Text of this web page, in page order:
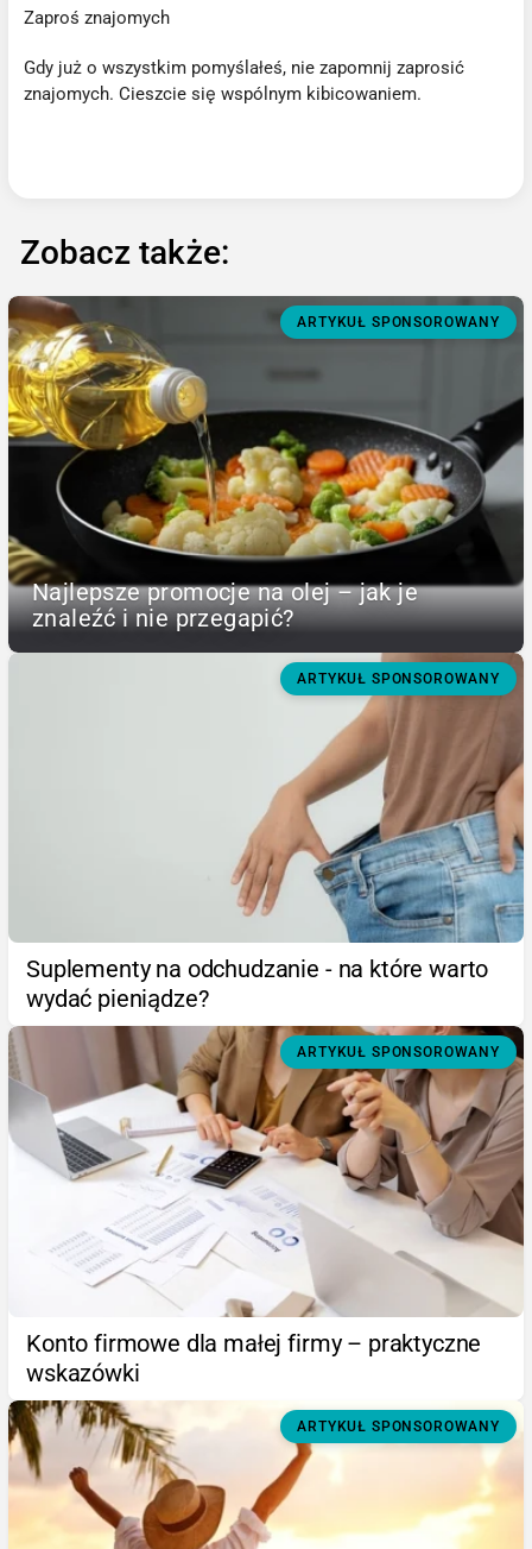
Zaproś znajomych
Gdy już o wszystkim pomyślałeś, nie zapomnij zaprosić
znajomych. Cieszcie się wspólnym kibicowaniem.
Zobacz także:
ARTYKUŁ SPONSOROWANY
Najlepsze promocje na olej – jak je
znaleźć i nie przegapić?
ARTYKUŁ SPONSOROWANY
Suplementy na odchudzanie - na które warto
wydać pieniądze?
ARTYKUŁ SPONSOROWANY
Konto firmowe dla małej firmy – praktyczne
wskazówki
ARTYKUŁ SPONSOROWANY